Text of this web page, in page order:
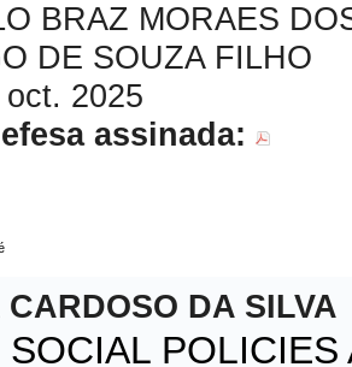
BRAZ MORAES
DE SOUZA FILHO
oct. 2025
assinada:
DA SILVA
SOCIAL